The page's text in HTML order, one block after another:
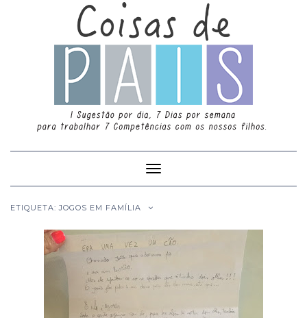
Toggle
Navigation
ETIQUETA: JOGOS EM FAMÍLIA